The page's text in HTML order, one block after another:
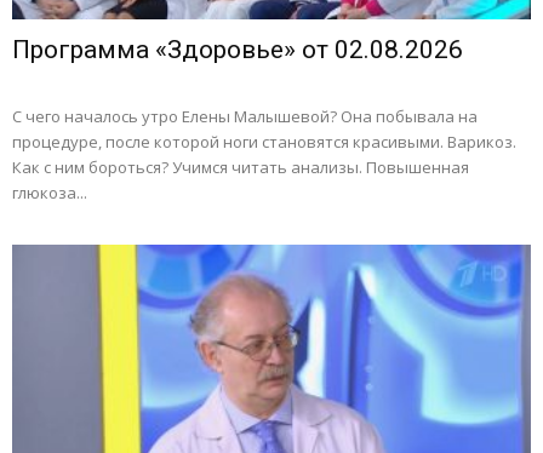
Программа «Здоровье» от 02.08.2026
С чего началось утро Елены Малышевой? Она побывала на
процедуре, после которой ноги становятся красивыми. Варикоз.
Как с ним бороться? Учимся читать анализы. Повышенная
глюкоза...